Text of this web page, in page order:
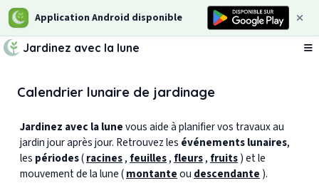
Application Android disponible
Jardinez avec la lune
Calendrier lunaire de jardinage
Jardinez avec la lunevous aide à planifier vos travaux au
jardin jour après jour. Retrouvez les événements lunaires,
les périodes(racines, feuilles, fleurs, fruits) et le
mouvement de la lune (montanteou descendante ).